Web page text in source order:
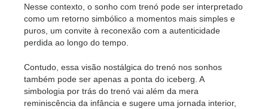
Nesse contexto, o sonho com trenó pode ser interpretado
como um retorno simbólico a momentos mais simples e
puros, um convite à reconexão com a autenticidade
perdida ao longo do tempo.
Contudo, essa visão nostálgica do trenó nos sonhos
também pode ser apenas a ponta do iceberg. A
simbologia por trás do trenó vai além da mera
reminiscência da infância e sugere uma jornada interior,